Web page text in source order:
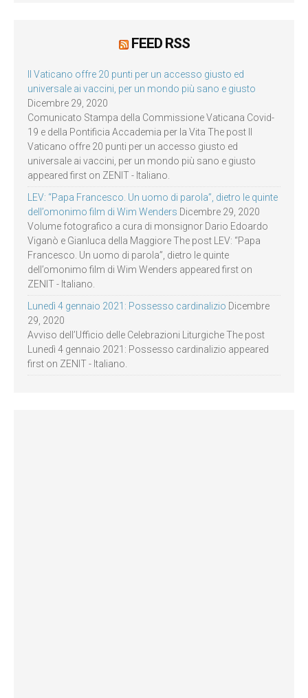
FEED RSS
Il Vaticano offre 20 punti per un accesso giusto ed
universale ai vaccini, per un mondo più sano e giusto
Dicembre 29, 2020
Comunicato Stampa della Commissione Vaticana Covid-
19 e della Pontificia Accademia per la Vita The post Il
Vaticano offre 20 punti per un accesso giusto ed
universale ai vaccini, per un mondo più sano e giusto
appeared first on ZENIT - Italiano.
LEV: “Papa Francesco. Un uomo di parola”, dietro le quinte
dell’omonimo film di Wim Wenders Dicembre 29, 2020
Volume fotografico a cura di monsignor Dario Edoardo
Viganò e Gianluca della Maggiore The post LEV: “Papa
Francesco. Un uomo di parola”, dietro le quinte
dell’omonimo film di Wim Wenders appeared first on
ZENIT - Italiano.
Lunedì 4 gennaio 2021: Possesso cardinalizio Dicembre
29, 2020
Avviso dell’Ufficio delle Celebrazioni Liturgiche The post
Lunedì 4 gennaio 2021: Possesso cardinalizio appeared
first on ZENIT - Italiano.